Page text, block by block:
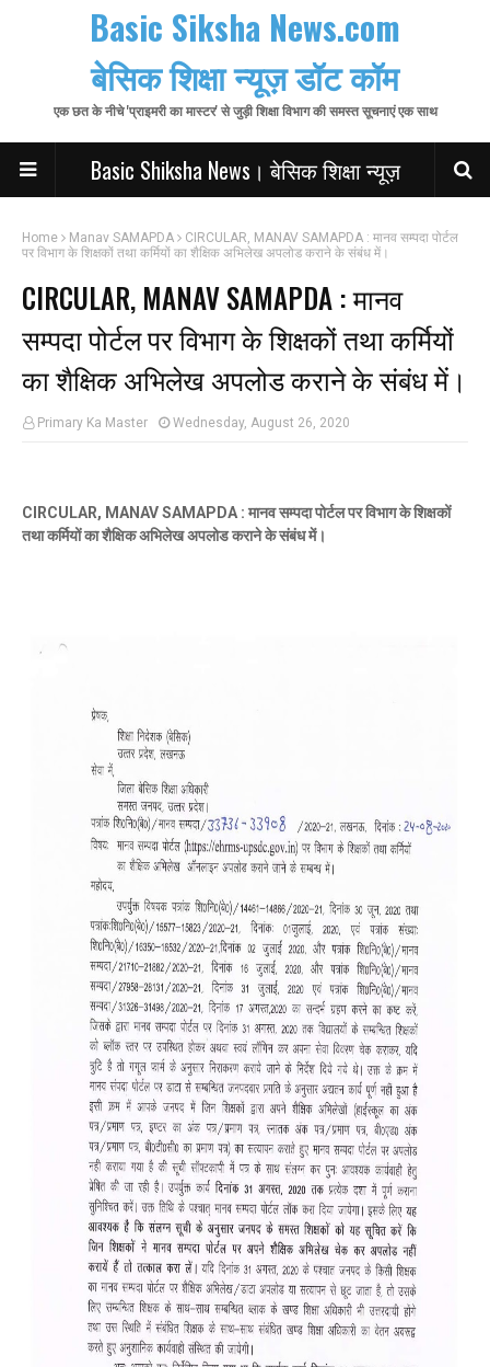
Basic Siksha News.com
बेसिक शिक्षा न्यूज़ डॉट कॉम
एक छत के नीचे 'प्राइमरी का मास्टर' से जुड़ी शिक्षा विभाग की समस्त सूचनाएं एक साथ
Basic Shiksha News। बेसिक शिक्षा न्यूज़
Home Manav SAMAPDA
CIRCULAR, MANAV SAMAPDA : मानव सम्पदा पोर्टल
पर विभाग के शिक्षकों तथा कर्मियों का शैक्षिक अभिलेख अपलोड कराने के संबंध में।
CIRCULAR, MANAV SAMAPDA : मानव
सम्पदा पोर्टल पर विभाग के शिक्षकों तथा कर्मियों
का शैक्षिक अभिलेख अपलोड कराने के संबंध में।
Primary Ka Master Wednesday, August 26, 2020
CIRCULAR, MANAV SAMAPDA : मानव सम्पदा पोर्टल पर विभाग के शिक्षकों
तथा कर्मियों का शैक्षिक अभिलेख अपलोड कराने के संबंध में।